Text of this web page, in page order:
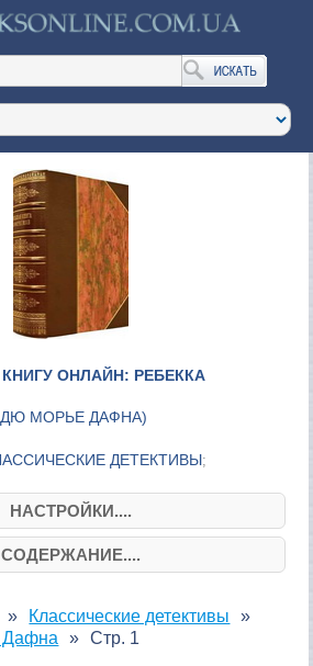
ОНЛАЙН: РЕБЕККА
ДЮ МОРЬЕ ДАФНА)
ДЕТЕКТИВЫ;
НАСТРОЙКИ....
СОДЕРЖАНИЕ....
Классические детективы
Дафна
Стр. 1